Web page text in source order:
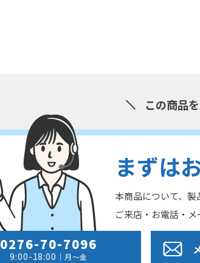
この商品
まずは
本商品について、製
ご来店・お電話・
0276-70-7096
9:00-18:00 ｜月～金